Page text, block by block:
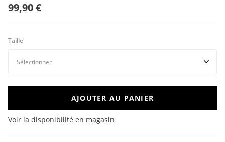
99,90 €
Taille
AJOUTER AU PANIER
Voir la disponibilité en magasin